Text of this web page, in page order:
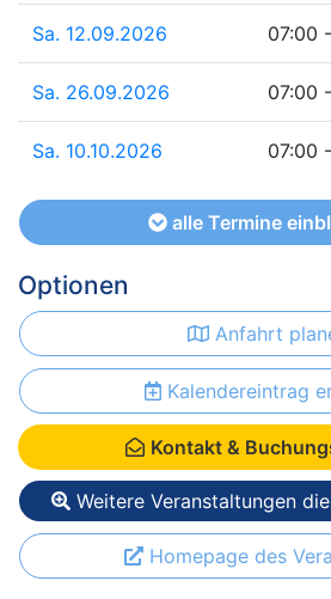
Sa. 12.09.2026 07:00
Sa. 26.09.2026 07:00
Sa. 10.10.2026 07:00
alle Termine
Optionen
Anfahrt
Kalendereintrag
Kontakt &
Weitere Veranstaltungen
Homepage des